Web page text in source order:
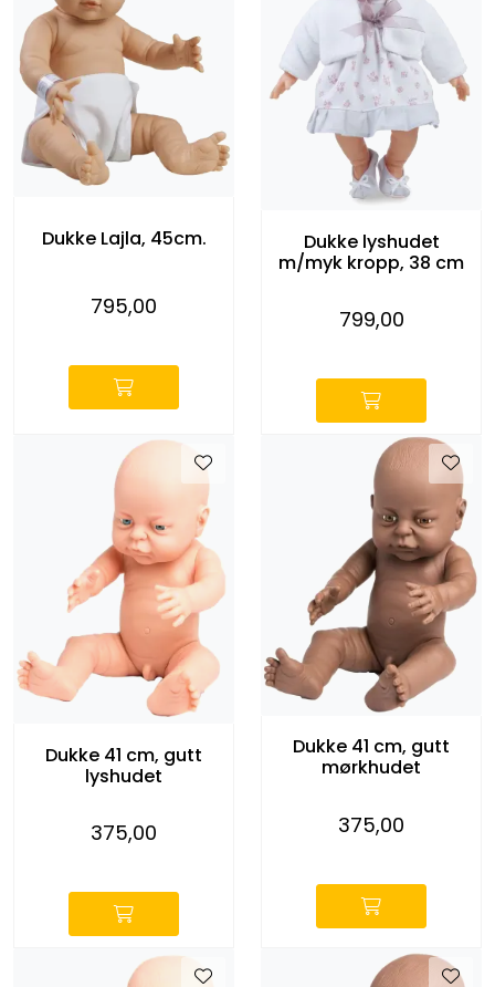
Dukke Lajla, 45cm.
795,00
Dukke lyshudet
m/myk kropp, 38 cm
799,00
Dukke 41 cm, gutt
lyshudet
375,00
Dukke 41 cm, gutt
mørkhudet
375,00